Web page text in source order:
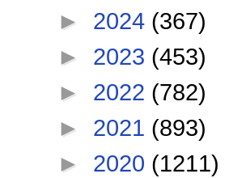
► 2024 (367)
► 2023 (453)
► 2022 (782)
► 2021 (893)
► 2020 (1211)